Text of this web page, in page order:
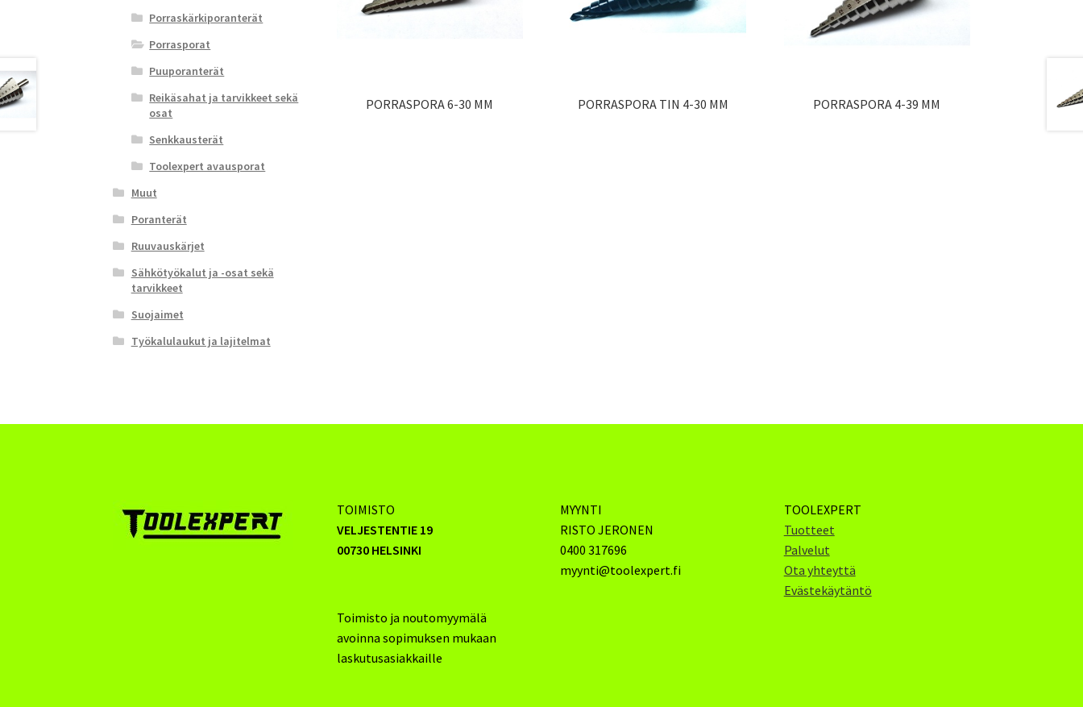
PORRASPORA 6-30 MM PORRASPORA TIN 4-30 MM PORRASPORA 4-39 MM
Porraskärkiporanterät
Porrasporat
Puuporanterät
Reikäsahat ja tarvikkeet sekä
osat
Senkkausterät
Toolexpert avausporat
Muut
Poranterät
Ruuvauskärjet
Sähkötyökalut ja -osat sekä
tarvikkeet
Suojaimet
Työkalulaukut ja lajitelmat
TOIMISTO
VELJESTENTIE 19
00730 HELSINKI
Toimisto ja noutomyymälä
avoinna sopimuksen mukaan
laskutusasiakkaille
MYYNTI
RISTO JERONEN
0400 317696
myynti@toolexpert.fi
TOOLEXPERT
Tuotteet
Palvelut
Ota yhteyttä
Evästekäytäntö